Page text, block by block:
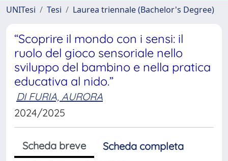
UNITesi
Tesi Laurea triennale (Bachelor's Degree)
“Scoprire il mondo con i sensi: il
ruolo del gioco sensoriale nello
sviluppo del bambino e nella pratica
educativa al nido.”
DI FURIA, AURORA
2024/2025
Scheda breve
Scheda completa